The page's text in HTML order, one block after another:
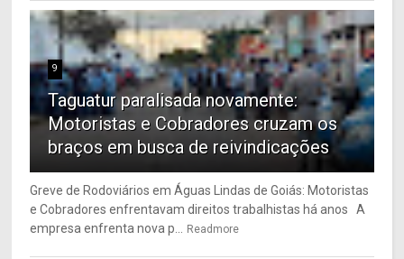
9
Taguatur paralisada novamente:
Motoristas e Cobradores cruzam os
braços em busca de reivindicações
Greve de Rodoviários em Águas Lindas de Goiás: Motoristas
e Cobradores enfrentavam direitos trabalhistas há anos A
empresa enfrenta nova p... Readmore